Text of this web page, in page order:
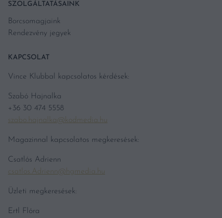
SZOLGÁLTATÁSAINK
Borcsomagjaink
Rendezvény jegyek
KAPCSOLAT
Vince Klubbal kapcsolatos kérdések:
Szabó Hajnalka
+36 30 474 5558
szabo.hajnalka@kodmedia.hu
Magazinnal kapcsolatos megkeresések:
Csatlós Adrienn
csatlos.Adrienn@hgmedia.hu
Üzleti megkeresések:
Ertl Flóra